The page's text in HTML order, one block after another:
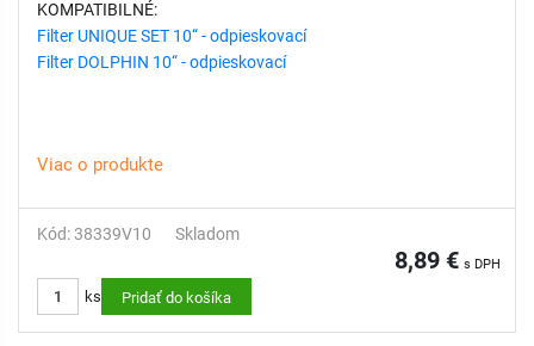
KOMPATIBILNÉ:
Filter UNIQUE SET 10“ - odpieskovací
Filter DOLPHIN 10“ - odpieskovací
Viac o produkte
Kód: 38339V10 Skladom
8,89 € s DPH
ks Pridať do košíka